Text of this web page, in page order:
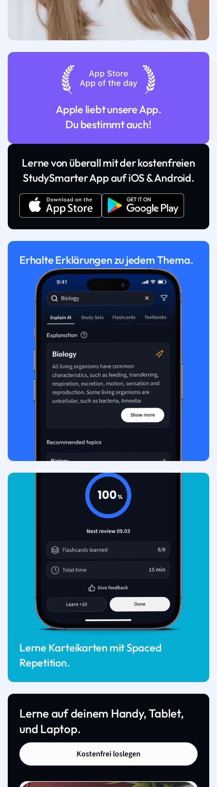
Apple liebt unsere App.
Du bestimmt auch!
Lerne von überall mit der kostenfreien
StudySmarter App auf iOS & Android.
Erhalte Erklärungen zu jedem Thema.
Lerne Karteikarten mit Spaced
Repetition.
Lerne auf deinem Handy, Tablet,
und Laptop.
Kostenfrei loslegen